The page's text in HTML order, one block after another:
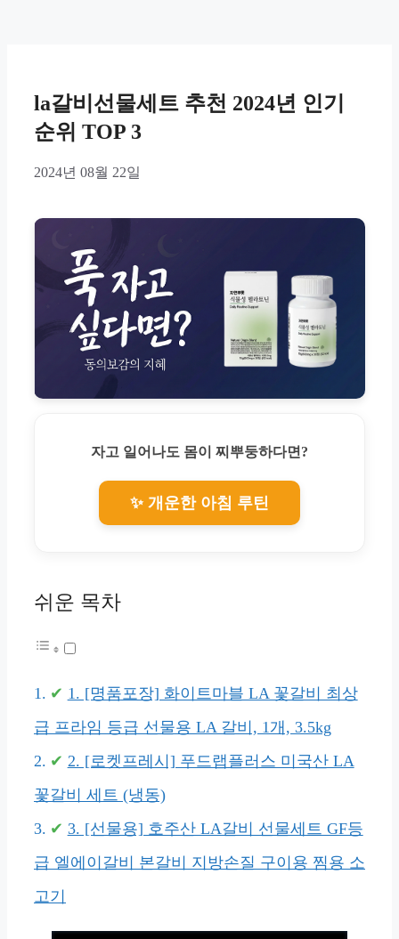
la갈비선물세트 추천 2024년 인기
순위 TOP 3
2024년 08월 22일
자고 일어나도 몸이 찌뿌둥하다면?
✨ 개운한 아침 루틴
쉬운 목차
1. [명품포장] 화이트마블 LA 꽃갈비 최상
급 프라임 등급 선물용 LA 갈비, 1개, 3.5kg
2. [로켓프레시] 푸드랩플러스 미국산 LA
꽃갈비 세트 (냉동)
3. [선물용] 호주산 LA갈비 선물세트 GF등
급 엘에이갈비 본갈비 지방손질 구이용 찜용 소
고기